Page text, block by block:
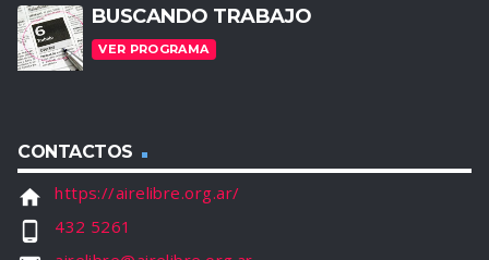
BUSCANDO TRABAJO
VER PROGRAMA
CONTACTOS
home https://airelibre.org.ar/
phone_android 432 5261